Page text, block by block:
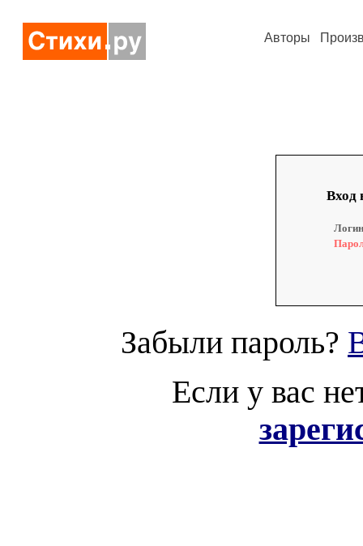
Авторы
Вход
Забыли пароль?
Если у вас